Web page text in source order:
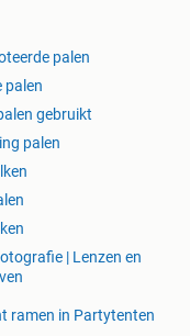
palen
palen
gebruikt
palen
| Lenzen en
ramen in Partytenten